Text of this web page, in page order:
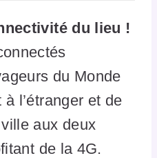
du lieu !
du Monde
à l’étranger et de
aux deux
de la 4G.